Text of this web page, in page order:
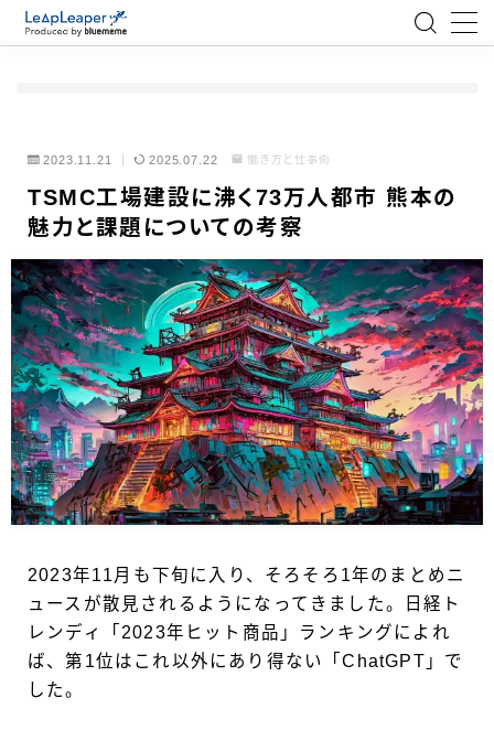
エンジニア
AI
アジャイル
テクノロジー
BlueMeme
2023.11.21 2025.07.22 働き方と仕事術
TSMC工場建設に沸く73万人都市 熊本の
魅力と課題についての考察
2023年11月も下旬に入り、そろそろ1年のまとめニ
ュースが散見されるようになってきました。日経ト
レンディ「2023年ヒット商品」ランキングによれ
ば、第1位はこれ以外にあり得ない「ChatGPT」で
した。